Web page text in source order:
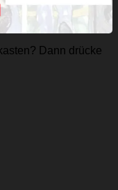
Dann drücke